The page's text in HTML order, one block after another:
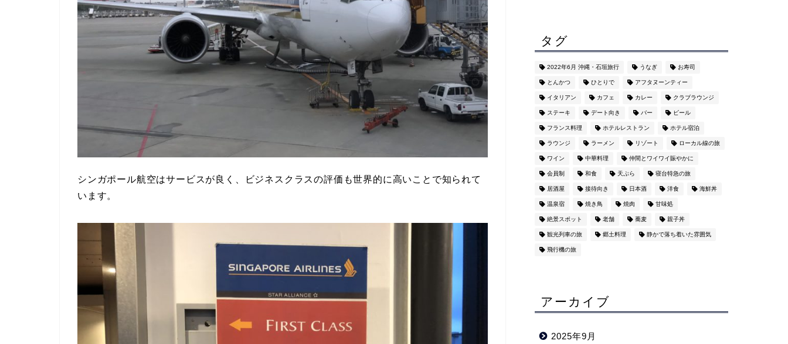
シンガポール航空はサービスが良く、ビジネスクラスの評価も世界的に高いことで知られて
います。
タグ
2022年6月 沖縄・石垣旅行 うなぎ お寿司
とんかつ ひとりで アフタヌーンティー
イタリアン カフェ カレー クラブラウンジ
ステーキ デート向き バー ビール
フランス料理 ホテルレストラン ホテル宿泊
ラウンジ ラーメン リゾート ローカル線の旅
ワイン 中華料理 仲間とワイワイ賑やかに
会員制 和食 天ぷら 寝台特急の旅
居酒屋 接待向き 日本酒 洋食 海鮮丼
温泉宿 焼き鳥 焼肉 甘味処
絶景スポット 老舗 蕎麦 親子丼
観光列車の旅 郷土料理 静かで落ち着いた雰囲気
飛行機の旅
アーカイブ
2025年9月